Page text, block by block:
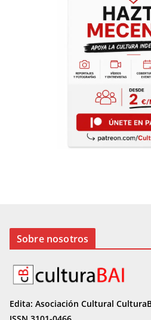
Sobre nosotros
Edita: Asociación Cultural